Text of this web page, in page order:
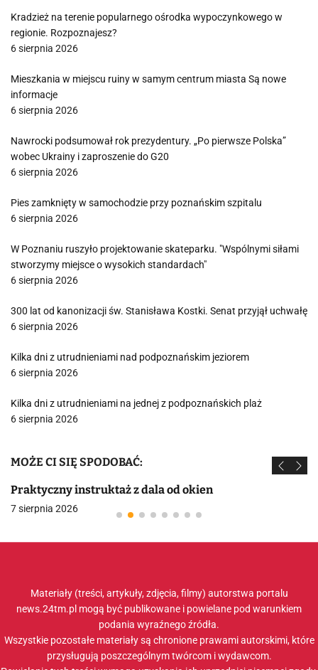
Kradzież na terenie popularnego ośrodka wypoczynkowego w
regionie. Rozpoznajesz?
6 sierpnia 2026
Mieszkania w miejscu ruiny w samym centrum miasta Są nowe
informacje
6 sierpnia 2026
Nawrocki podsumował rok prezydentury. „Po pierwsze Polska”
wobec Ukrainy i zaproszenie do G20
6 sierpnia 2026
Pies zamknięty w samochodzie przy poznańskim szpitalu
6 sierpnia 2026
W Poznaniu ruszyło projektowanie skateparku. "Wspólnymi siłami
stworzymy miejsce o wysokich standardach"
6 sierpnia 2026
300 lat od kanonizacji św. Stanisława Kostki. Senat przyjął uchwałę
6 sierpnia 2026
Kilka dni z utrudnieniami nad podpoznańskim jeziorem
6 sierpnia 2026
Kilka dni z utrudnieniami na jednej z podpoznańskich plaż
6 sierpnia 2026
MOŻE CI SIĘ SPODOBAĆ:
Praktyczny instruktaż z dala od okien
7 sierpnia 2026
Materiały (treści, artykuły, zdjęcia, filmy) autorstwa portalu
news.24tm.pl mogą być publikowane i powielane pod warunkiem
podania wyraźnego źródła.
Wszystkie pozostałe materiały są chronione prawami autorskimi, które
przysługują poszczególnym twórcom i wydawcom.